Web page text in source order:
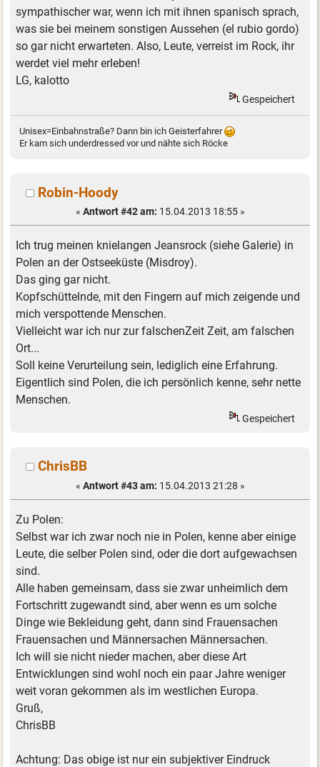
sympathischer war, wenn ich mit ihnen spanisch sprach,
was sie bei meinem sonstigen Aussehen (el rubio gordo)
so gar nicht erwarteten. Also, Leute, verreist im Rock, ihr
werdet viel mehr erleben!
LG, kalotto
Gespeichert
Unisex=Einbahnstraße? Dann bin ich Geisterfahrer
Er kam sich underdressed vor und nähte sich Röcke
Robin-Hoody
« Antwort #42 am: 15.04.2013 18:55 »
Ich trug meinen knielangen Jeansrock (siehe Galerie) in
Polen an der Ostseeküste (Misdroy).
Das ging gar nicht.
Kopfschüttelnde, mit den Fingern auf mich zeigende und
mich verspottende Menschen.
Vielleicht war ich nur zur falschenZeit Zeit, am falschen
Ort...
Soll keine Verurteilung sein, lediglich eine Erfahrung.
Eigentlich sind Polen, die ich persönlich kenne, sehr nette
Menschen.
Gespeichert
ChrisBB
« Antwort #43 am: 15.04.2013 21:28 »
Zu Polen:
Selbst war ich zwar noch nie in Polen, kenne aber einige
Leute, die selber Polen sind, oder die dort aufgewachsen
sind.
Alle haben gemeinsam, dass sie zwar unheimlich dem
Fortschritt zugewandt sind, aber wenn es um solche
Dinge wie Bekleidung geht, dann sind Frauensachen
Frauensachen und Männersachen Männersachen.
Ich will sie nicht nieder machen, aber diese Art
Entwicklungen sind wohl noch ein paar Jahre weniger
weit voran gekommen als im westlichen Europa.
Gruß,
ChrisBB
Achtung: Das obige ist nur ein subjektiver Eindruck